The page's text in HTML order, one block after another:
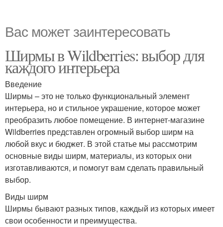
Вас может заинтересовать
Ширмы в Wildberries: выбор для
каждого интерьера
Введение
Ширмы – это не только функциональный элемент
интерьера, но и стильное украшение, которое может
преобразить любое помещение. В интернет-магазине
Wildberries представлен огромный выбор ширм на
любой вкус и бюджет. В этой статье мы рассмотрим
основные виды ширм, материалы, из которых они
изготавливаются, и помогут вам сделать правильный
выбор.
Виды ширм
Ширмы бывают разных типов, каждый из которых имеет
свои особенности и преимущества.